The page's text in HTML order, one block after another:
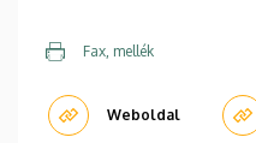
Fax, mellék
Weboldal